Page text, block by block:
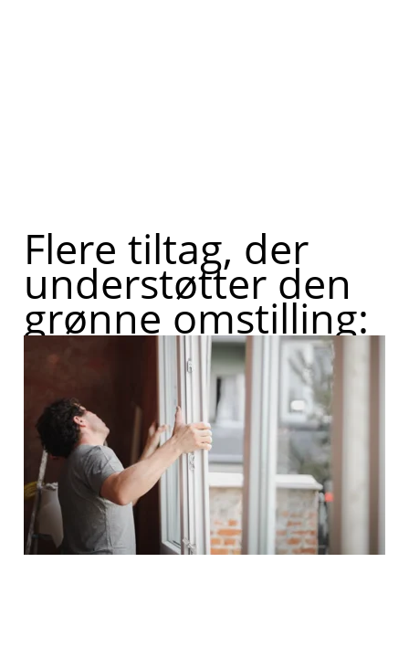
Flere tiltag, der
understøtter den
grønne omstilling: